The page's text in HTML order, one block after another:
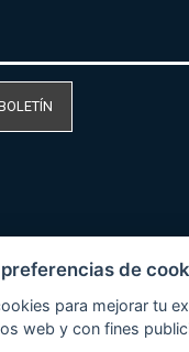
de
para mejorar tu
web y con fines